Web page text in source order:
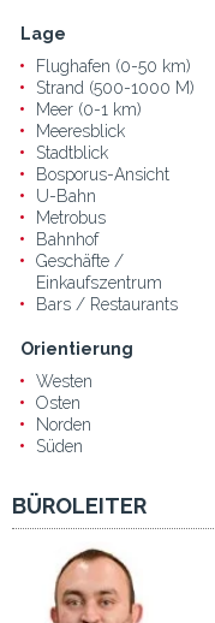
Lage
Flughafen (0-50 km)
Strand (500-1000 M)
Meer (0-1 km)
Meeresblick
Stadtblick
Bosporus-Ansicht
U-Bahn
Metrobus
Bahnhof
Geschäfte /
Einkaufszentrum
Bars / Restaurants
Orientierung
Westen
Osten
Norden
Süden
BÜROLEITER